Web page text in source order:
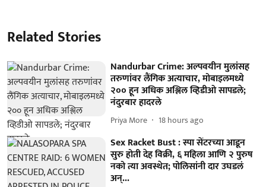
Related Stories
Nandurbar Crime: अल्पवयीन मुलांसह
तरुणांवर लैंगिक अत्याचार, मोबाइलमध्ये
२०० हून अधिक अश्लिल व्हिडीओ सापडले;
नंदुरबार हादरले
Priya More 18 hours ago
Sex Racket Bust : स्पा सेंटरच्या आडून
सुरु होती देह विक्री, ६ महिला आणि २ पुरुष
नको त्या अवस्थेत; पोलिसांनी दार उघडलं
अन्...